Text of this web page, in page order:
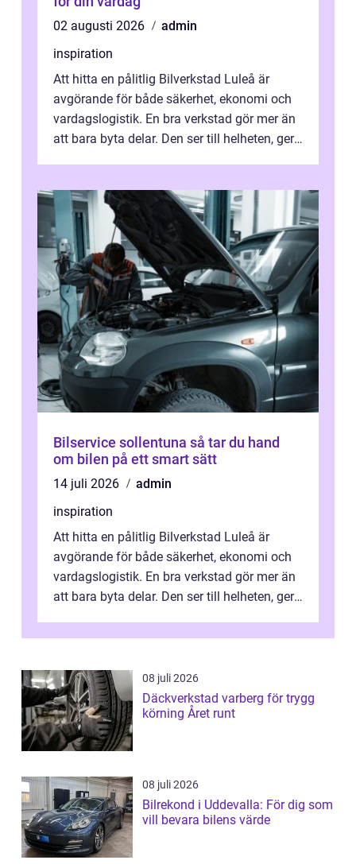
02 augusti 2026
admin
inspiration
Att hitta en pålitlig Bilverkstad Luleå är
avgörande för både säkerhet, ekonomi och
vardagslogistik. En bra verkstad gör mer än
att bara byta delar. Den ser till helheten, ger
Bilservice sollentuna så tar du hand
om bilen på ett smart sätt
14 juli 2026
admin
inspiration
Att hitta en pålitlig Bilverkstad Luleå är
avgörande för både säkerhet, ekonomi och
vardagslogistik. En bra verkstad gör mer än
att bara byta delar. Den ser till helheten, ger
08 juli 2026
Däckverkstad varberg för trygg
körning Året runt
08 juli 2026
Bilrekond i Uddevalla: För dig som
vill bevara bilens värde